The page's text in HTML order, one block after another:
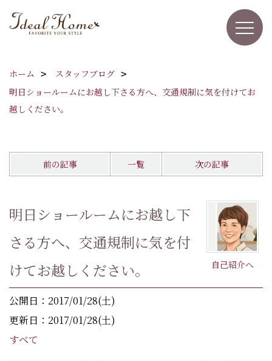
ホーム
スタッフブログ
明日ショールームにお越し下さる方へ、交通規制に気を付けてお
越しください。
前の記事 一覧 次の記事
自己紹介へ
明日ショールームにお越し下
さる方へ、交通規制に気を付
けてお越しください。
公開日：2017/01/28(土)
更新日：2017/01/28(土)
すべて